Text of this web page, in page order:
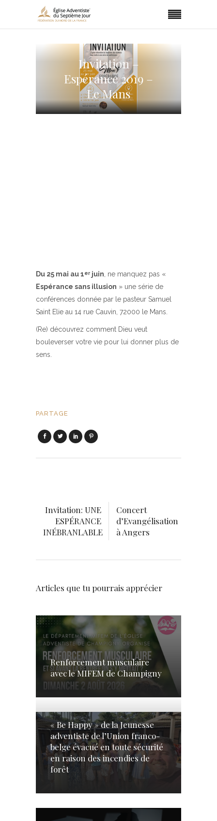
Invitation –
Espérance 2019 –
Le Mans
Du 25 mai au 1er juin , ne manquez pas «
Espérance sans illusion » une série de
conférences donnée par le pasteur Samuel
Saint Elie au 14 rue Cauvin, 72000 le Mans.
(Re) découvrez comment Dieu veut
bouleverser votre vie pour lui donner plus de
sens.
PARTAGE
Invitation: UNE
ESPÉRANCE
INÉBRANLABLE
Concert
d’Evangélisation
à Angers
Articles que tu pourrais apprécier
Renforcement musculaire
avec le MIFEM de Champigny
« Be Happy » de la Jeunesse
adventiste de l’Union franco-
belge évacué en toute sécurité
en raison des incendies de
forêt